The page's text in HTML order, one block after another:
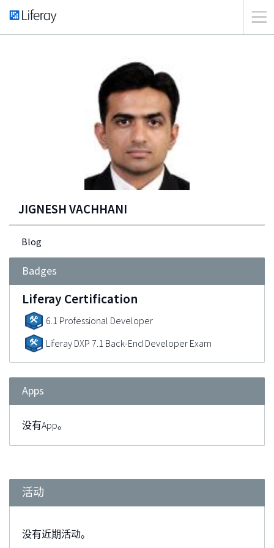
JIGNESH VACHHANI
Blog
Badges
Liferay Certification
6.1 Professional Developer
Liferay DXP 7.1 Back-End Developer Exam
Apps
没有App。
活动
没有近期活动。